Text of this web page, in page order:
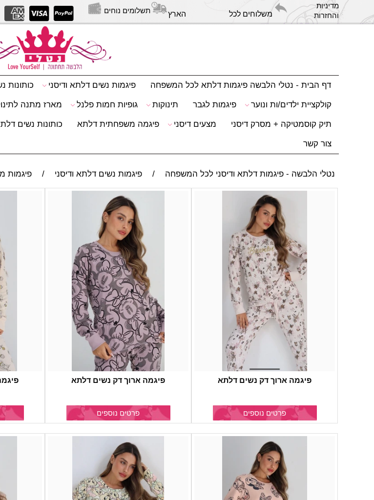
מדיניות
והחזרות
משלוחים לכל הארץ תשלומים נוחים
דף הבית - נטלי הלבשה פיגמות דלתא לכל המשפחה פיגמות נשים דלתא ודיסני כותונות
קולקציית ילדים/ות ונוער פיגמות לגבר תינוקות גופיות חמות פלנל מארז מתנה
תיק קוסמטיקה + מסרק דיסני מצעים דיסני פיגמה משפחתית דלתא כותונות נשים
צור קשר
נטלי הלבשה - פיגמות דלתא ודיסני לכל המשפחה / פיגמות נשים דלתא ודיסני / פיגמות
פיגמה ארוך דק נשים דלתא
פרטים נוספים
פיגמה ארוך דק נשים דלתא
פרטים נוספים